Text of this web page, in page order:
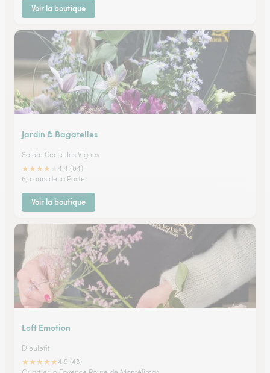
Voir la boutique
Jardin & Bagatelles
Sainte Cecile les Vignes
★★★★
4.4 (84)
6, cours de la Poste
Voir la boutique
Loft Emotion
Dieulefit
★★★★★4.9 (43)